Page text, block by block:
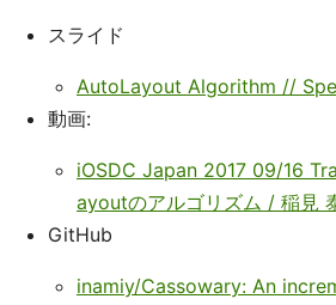
スライド
AutoLayout Algorithm //
動画:
iOSDC Japan 2017 09/16
ayoutのアルゴリズム / 稲見
GitHub
inamiy/Cassowary: An